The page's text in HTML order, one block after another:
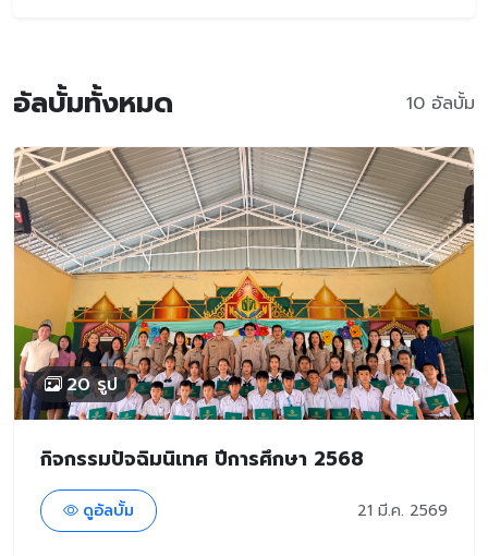
อัลบั้มทั้งหมด 10 อัลบั้ม
20 รูป
กิจกรรมปัจฉิมนิเทศ ปีการศึกษา 2568
ดูอัลบั้ม 21 มี.ค. 2569